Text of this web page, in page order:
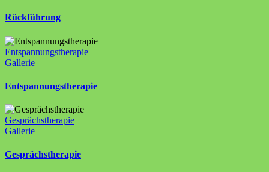
Rückführung
Entspannungstherapie
Gallerie
Entspannungstherapie
Gesprächstherapie
Gallerie
Gesprächstherapie